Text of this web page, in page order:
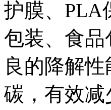
护膜、PLA
包装、食
良的降解
碳，有效